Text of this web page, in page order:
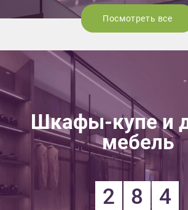
Посмотреть все
Шкафы-купе и
мебель
2 8 4